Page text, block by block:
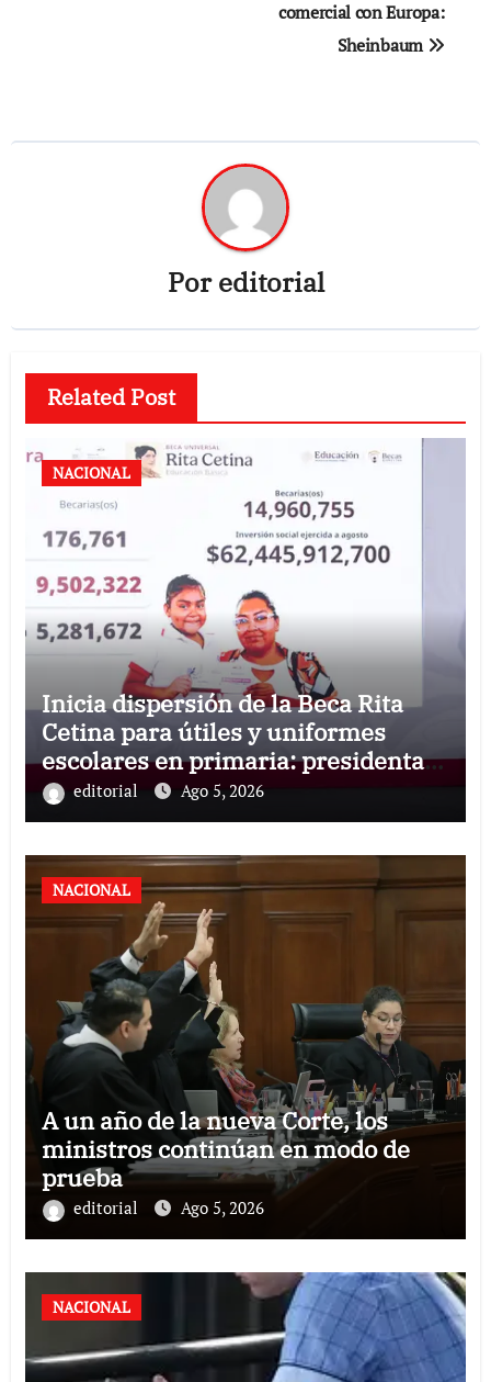
comercial con Europa:
Sheinbaum
Poreditorial
Related Post
NACIONAL
Inicia dispersión de la Beca Rita
Cetina para útiles y uniformes
escolares en primaria: presidenta
Claudia Sheinbaum
editorial Ago 5, 2026
NACIONAL
A un año de la nueva Corte, los
ministros continúan en modo de
prueba
editorial Ago 5, 2026
NACIONAL